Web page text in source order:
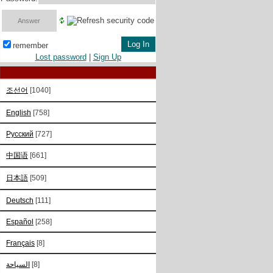
remember
Lost password
Sign Up
조선어 [1040]
English [758]
Русский [727]
中国语 [661]
日本語 [509]
Deutsch [111]
Español [258]
Français [8]
السياحة [8]